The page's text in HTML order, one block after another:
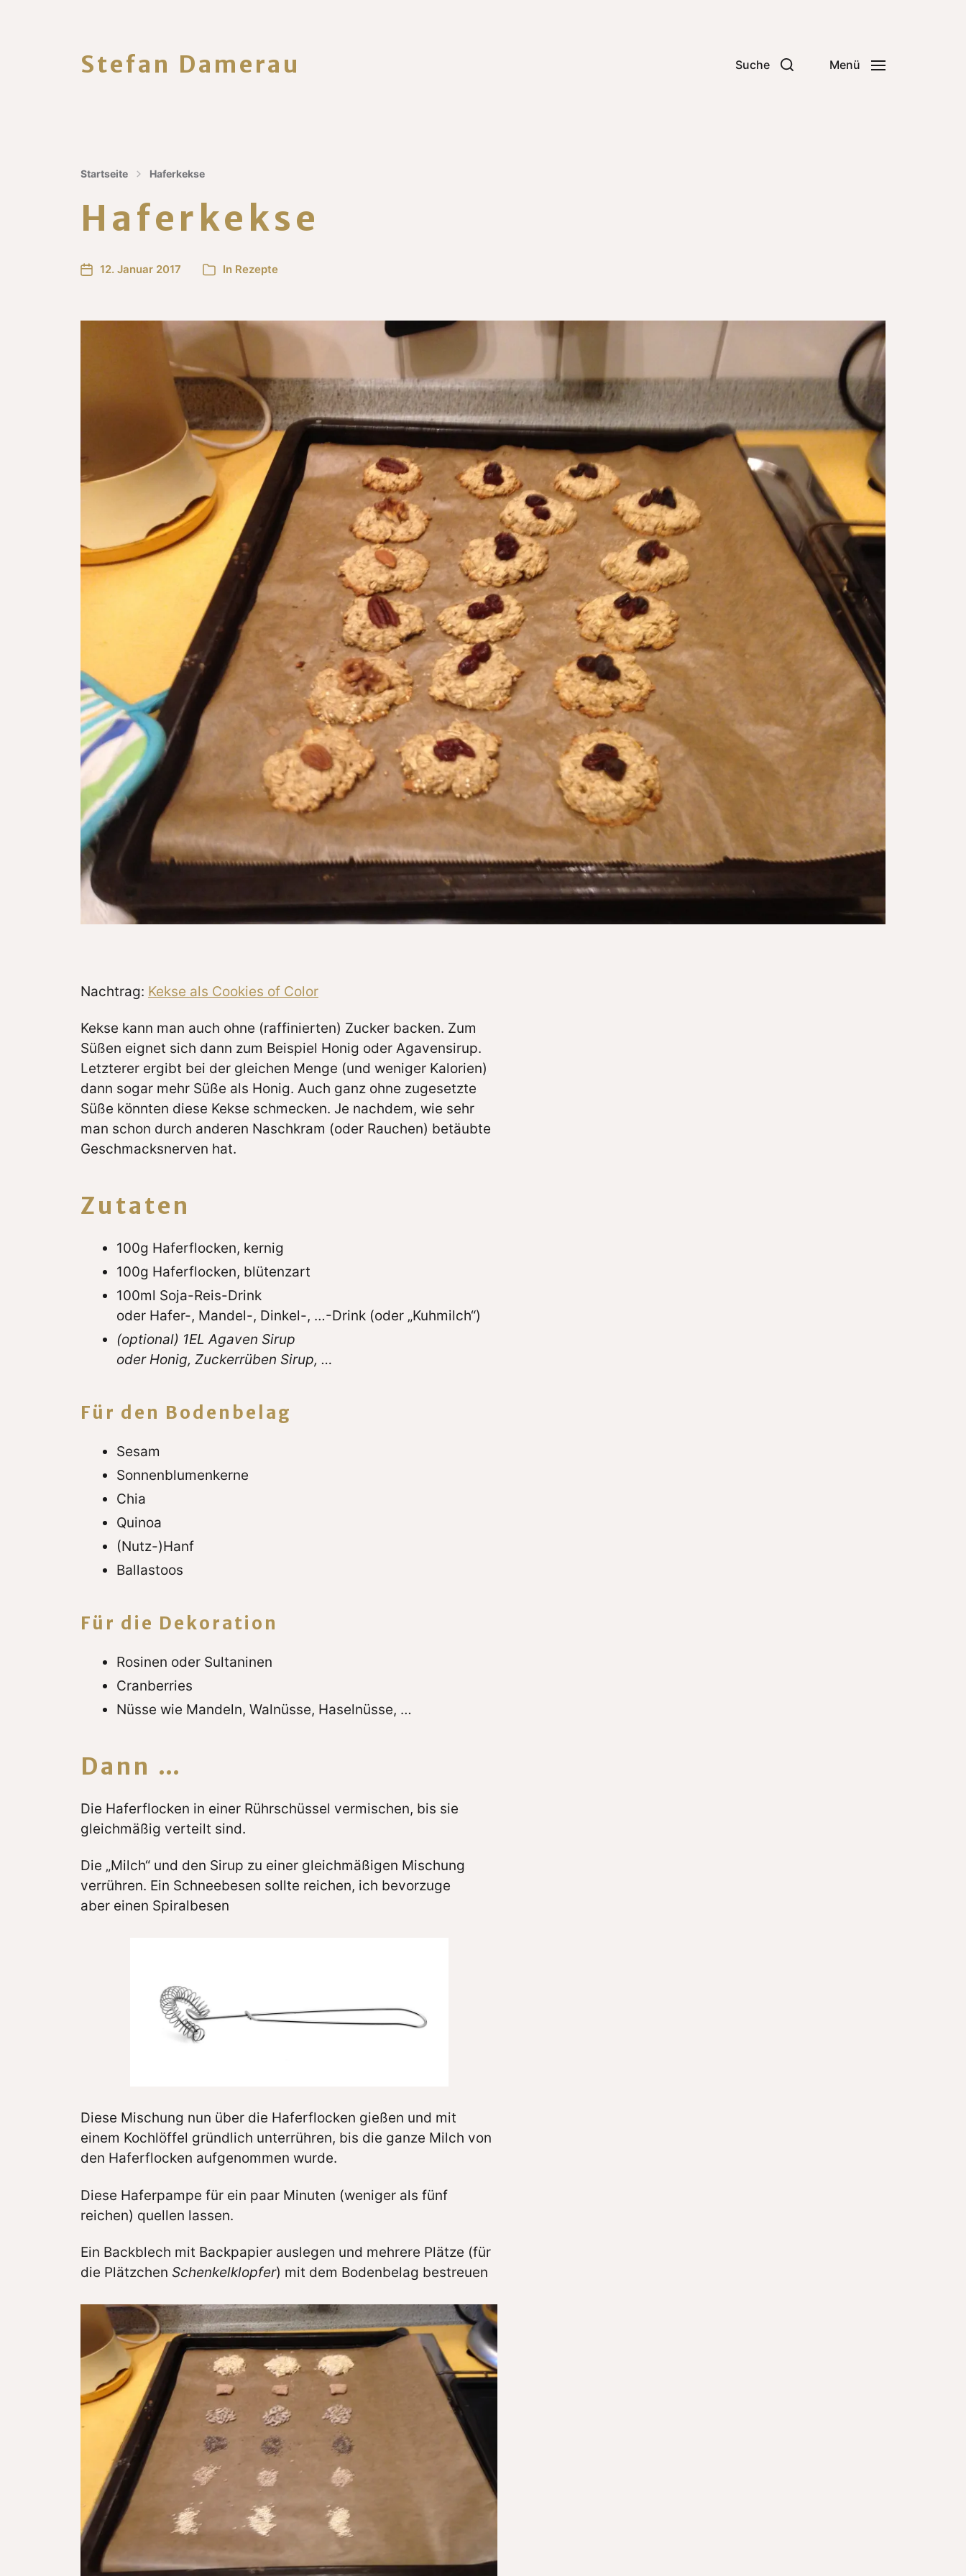
Stefan Damerau Suche Menü
Startseite Haferkekse
Haferkekse
12. Januar 2017 In Rezepte
Nachtrag: Kekse als Cookies of Color
Kekse kann man auch ohne (raffinierten) Zucker backen. Zum
Süßen eignet sich dann zum Beispiel Honig oder Agavensirup.
Letzterer ergibt bei der gleichen Menge (und weniger Kalorien)
dann sogar mehr Süße als Honig. Auch ganz ohne zugesetzte
Süße könnten diese Kekse schmecken. Je nachdem, wie sehr
man schon durch anderen Naschkram (oder Rauchen) betäubte
Geschmacksnerven hat.
Zutaten
100g Haferflocken, kernig
100g Haferflocken, blütenzart
100ml Soja-Reis-Drink
oder Hafer-, Mandel-, Dinkel-, …-Drink (oder „Kuhmilch“)
(optional) 1EL Agaven Sirup
oder Honig, Zuckerrüben Sirup, …
Für den Bodenbelag
Sesam
Sonnenblumenkerne
Chia
Quinoa
(Nutz-)Hanf
Ballastoos
Für die Dekoration
Rosinen oder Sultaninen
Cranberries
Nüsse wie Mandeln, Walnüsse, Haselnüsse, …
Dann …
Die Haferflocken in einer Rührschüssel vermischen, bis sie
gleichmäßig verteilt sind.
Die „Milch“ und den Sirup zu einer gleichmäßigen Mischung
verrühren. Ein Schneebesen sollte reichen, ich bevorzuge
aber einen Spiralbesen
Diese Mischung nun über die Haferflocken gießen und mit
einem Kochlöffel gründlich unterrühren, bis die ganze Milch von
den Haferflocken aufgenommen wurde.
Diese Haferpampe für ein paar Minuten (weniger als fünf
reichen) quellen lassen.
Ein Backblech mit Backpapier auslegen und mehrere Plätze (für
die Plätzchen Schenkelklopfer) mit dem Bodenbelag bestreuen